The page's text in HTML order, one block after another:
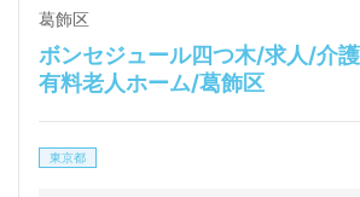
葛飾区
ボンセジュール四つ木/求人/介
有料老人ホーム/葛飾区
東京都